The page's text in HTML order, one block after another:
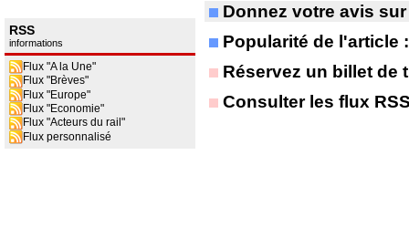
RSS
informations
Flux "A la Une"
Flux "Brèves"
Flux "Europe"
Flux "Economie"
Flux "Acteurs du rail"
Flux personnalisé
Donnez votre avis
Popularité de l'article
Réservez un billet de
Consulter les flux